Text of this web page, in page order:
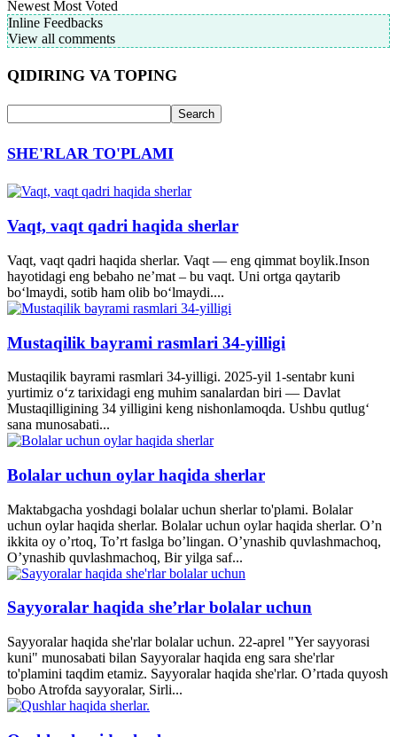
Newest Most Voted
Inline Feedbacks
View all comments
QIDIRING VA TOPING
SHE'RLAR TO'PLAMI
Vaqt, vaqt qadri haqida sherlar
Vaqt, vaqt qadri haqida sherlar. Vaqt — eng qimmat boylik.Inson
hayotidagi eng bebaho ne’mat – bu vaqt. Uni ortga qaytarib
bo‘lmaydi, sotib ham olib bo‘lmaydi....
Mustaqilik bayrami rasmlari 34-yilligi
Mustaqilik bayrami rasmlari 34-yilligi. 2025-yil 1-sentabr kuni
yurtimiz o‘z tarixidagi eng muhim sanalardan biri — Davlat
Mustaqilligining 34 yilligini keng nishonlamoqda. Ushbu qutlug‘
sana munosabati...
Bolalar uchun oylar haqida sherlar
Maktabgacha yoshdagi bolalar uchun sherlar to'plami. Bolalar
uchun oylar haqida sherlar. Bolalar uchun oylar haqida sherlar. O’n
ikkita oy o’rtoq, To’rt faslga bo’lingan. O’ynashib quvlashmachoq,
O’ynashib quvlashmachoq, Bir yilga saf...
Sayyoralar haqida she’rlar bolalar uchun
Sayyoralar haqida she'rlar bolalar uchun. 22-aprel "Yer sayyorasi
kuni" munosabati bilan Sayyoralar haqida eng sara she'rlar
to'plamini taqdim etamiz. Sayyoralar haqida she'rlar. O’rtada quyosh
bobo Atrofda sayyoralar, Sirli...